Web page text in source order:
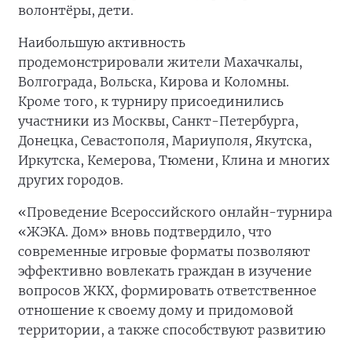
волонтёры, дети.
Наибольшую активность
продемонстрировали жители Махачкалы,
Волгограда, Вольска, Кирова и Коломны.
Кроме того, к турниру присоединились
участники из Москвы, Санкт-Петербурга,
Донецка, Севастополя, Мариуполя, Якутска,
Иркутска, Кемерова, Тюмени, Клина и многих
других городов.
«Проведение Всероссийского онлайн-турнира
«ЖЭКА. Дом» вновь подтвердило, что
современные игровые форматы позволяют
эффективно вовлекать граждан в изучение
вопросов ЖКХ, формировать ответственное
отношение к своему дому и придомовой
территории, а также способствуют развитию